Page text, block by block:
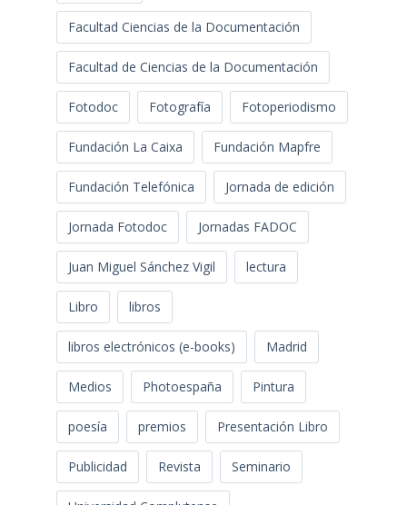
Facultad Ciencias de la Documentación
Facultad de Ciencias de la Documentación
Fotodoc Fotografía Fotoperiodismo
Fundación La Caixa Fundación Mapfre
Fundación Telefónica Jornada de edición
Jornada Fotodoc Jornadas FADOC
Juan Miguel Sánchez Vigil lectura
Libro libros
libros electrónicos (e-books) Madrid
Medios Photoespaña Pintura
poesía premios Presentación Libro
Publicidad Revista Seminario